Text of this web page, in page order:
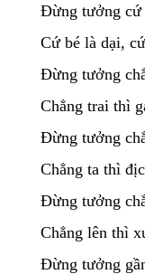
Đừng tưởng cứ
Cứ bé là dại,
Đừng tưởng
Chẳng trai thì
Đừng tưởng
Chẳng ta thì
Đừng tưởng
Chẳng lên thì
Đừng tưởng